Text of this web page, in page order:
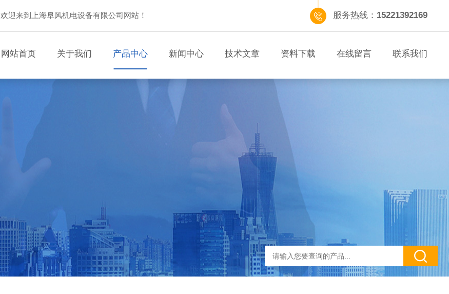
欢迎来到上海阜风机电设备有限公司网站！ 服务热线： 15221392169
网站首页 关于我们 产品中心 新闻中心 技术文章 资料下载 在线留言 联系我们